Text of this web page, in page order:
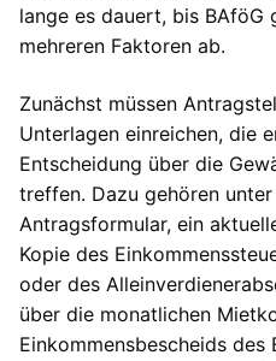
lange es dauert, bis
mehreren Faktoren ab.
Zunächst müssen
Unterlagen einreichen, die
Entscheidung über die
treffen. Dazu gehören
Antragsformular, ein
Kopie des
oder des
über die monatlichen
Einkommensbescheids des